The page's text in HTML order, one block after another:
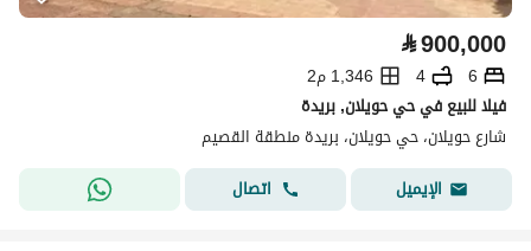
⃁900,000
6
4
1,346 م2
فيلا للبيع في حي حويلان, بريدة
شارع حويلان، حي حويلان، بريدة منطقة القصيم
الإيميل
اتصال